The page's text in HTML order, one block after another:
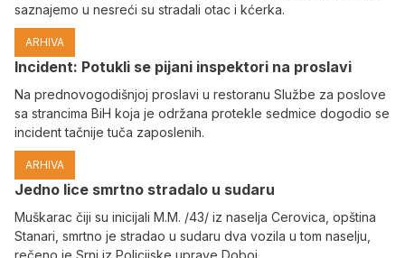
saznajemo u nesreći su stradali otac i kćerka.
ARHIVA
Incident: Potukli se pijani inspektori na proslavi
Na prednovogodišnjoj proslavi u restoranu Službe za poslove
sa strancima BiH koja je održana protekle sedmice dogodio se
incident tačnije tuča zaposlenih.
ARHIVA
Јedno lice smrtno stradalo u sudaru
Muškarac čiji su inicijali M.M. /43/ iz naselja Cerovica, opština
Stanari, smrtno je stradao u sudaru dva vozila u tom naselju,
rečeno je Srni iz Policijske uprave Doboj.